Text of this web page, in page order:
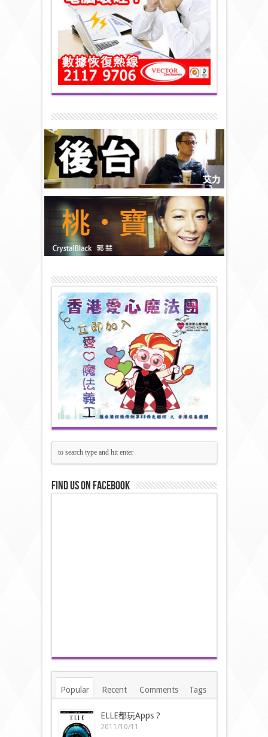
Find us on Facebook
Popular Recent Comments Tags
ELLE都玩Apps ?
2011/10/11